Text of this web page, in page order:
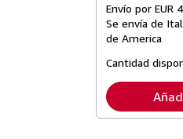
Envío por EUR
Se envía de
de America
Cantidad